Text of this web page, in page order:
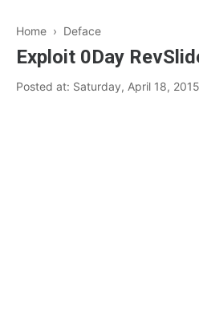
Home › Deface
Exploit 0Day
Posted at: Saturday, April 18, 2015